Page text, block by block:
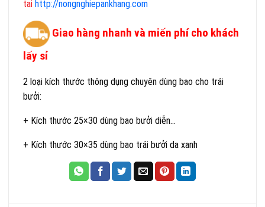
tai http://nongnghiepankhang.com
Giao hàng nhanh và miến phí cho khách
lấy sỉ
2 loại kích thước thông dụng chuyên dùng bao cho trái
bưởi:
+ Kích thước 25×30 dùng bao bưởi diễn…
+ Kích thước 30×35 dùng bao trái bưởi da xanh